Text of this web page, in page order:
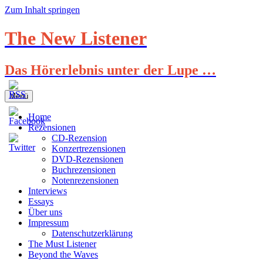
Zum Inhalt springen
The New Listener
Das Hörerlebnis unter der Lupe …
Menü
Home
Rezensionen
CD-Rezension
Konzertrezensionen
DVD-Rezensionen
Buchrezensionen
Notenrezensionen
Interviews
Essays
Über uns
Impressum
Datenschutzerklärung
The Must Listener
Beyond the Waves